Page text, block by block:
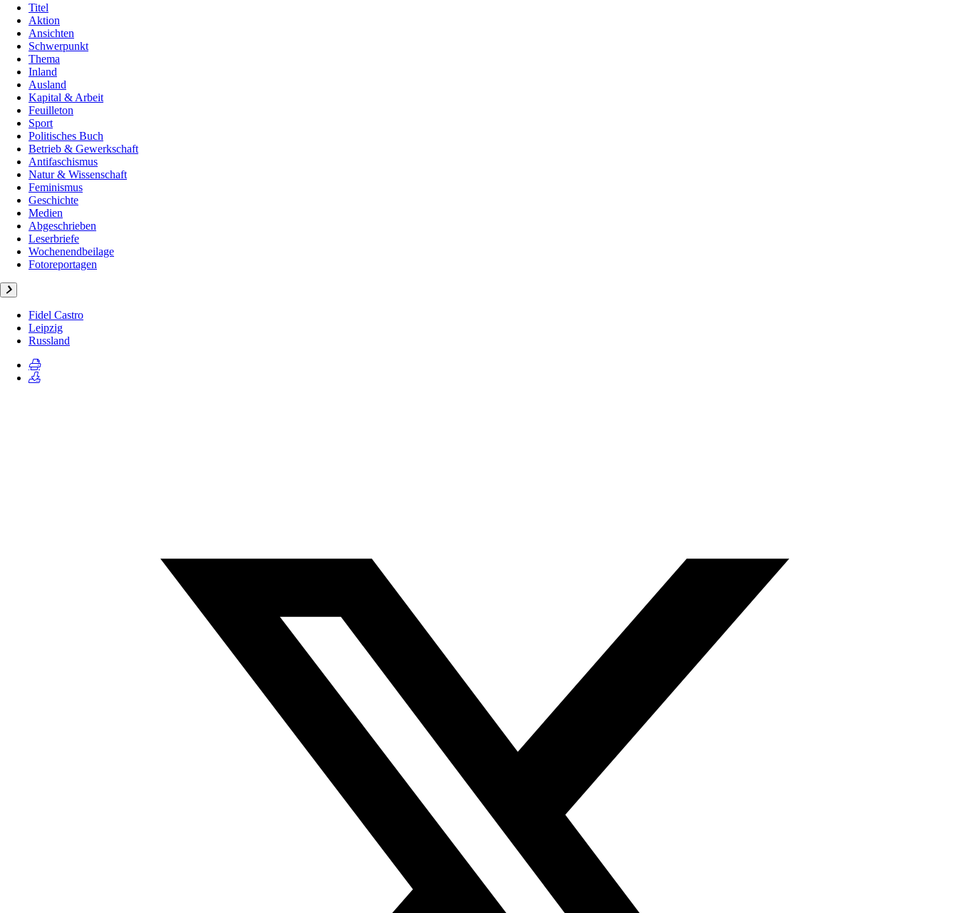
Titel
Aktion
Ansichten
Schwerpunkt
Thema
Inland
Ausland
Kapital & Arbeit
Feuilleton
Sport
Politisches Buch
Betrieb & Gewerkschaft
Antifaschismus
Natur & Wissenschaft
Feminismus
Geschichte
Medien
Abgeschrieben
Leserbriefe
Wochenendbeilage
Fotoreportagen
Fidel Castro
Leipzig
Russland